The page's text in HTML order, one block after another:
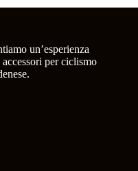
un’esperienza
per ciclismo